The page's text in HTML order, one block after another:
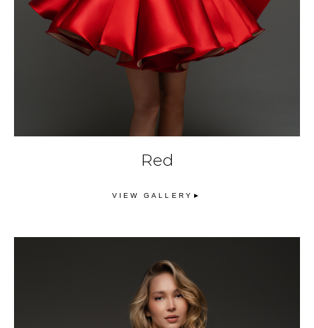
Red
VIEW GALLERY►